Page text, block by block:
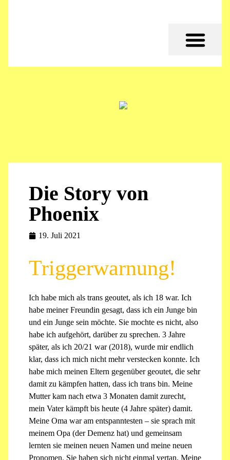
Die Story von
Phoenix
19. Juli 2021
Triggerwarnung!
Ich habe mich als trans geoutet, als ich 18 war. Ich
habe meiner Freundin gesagt, dass ich ein Junge bin
und ein Junge sein möchte. Sie mochte es nicht, also
habe ich aufgehört, darüber zu sprechen. 3 Jahre
später, als ich 20/21 war (2018), wurde mir endlich
klar, dass ich mich nicht mehr verstecken konnte. Ich
habe mich meinen Eltern gegenüber geoutet, die sehr
damit zu kämpfen hatten, dass ich trans bin. Meine
Mutter kam nach etwa 3 Monaten damit zurecht,
mein Vater kämpft bis heute (4 Jahre später) damit.
Meine Oma war am entspanntesten – sie sprach mit
meinem Opa (der Demenz hat) und gemeinsam
lernten sie meinen neuen Namen und meine neuen
Pronomen. Sie haben sich nicht einmal vertan. Meine